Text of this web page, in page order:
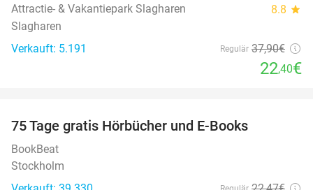
Attractie- & Vakantiepark Slagharen 8.8 star
Slagharen
Verkauft: 5.191
Regulär 37,90€
22,40€
75 Tage gratis Hörbücher und E-Books
BookBeat
Stockholm